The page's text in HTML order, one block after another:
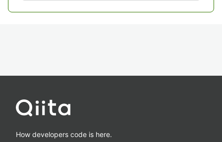
How developers code is here.